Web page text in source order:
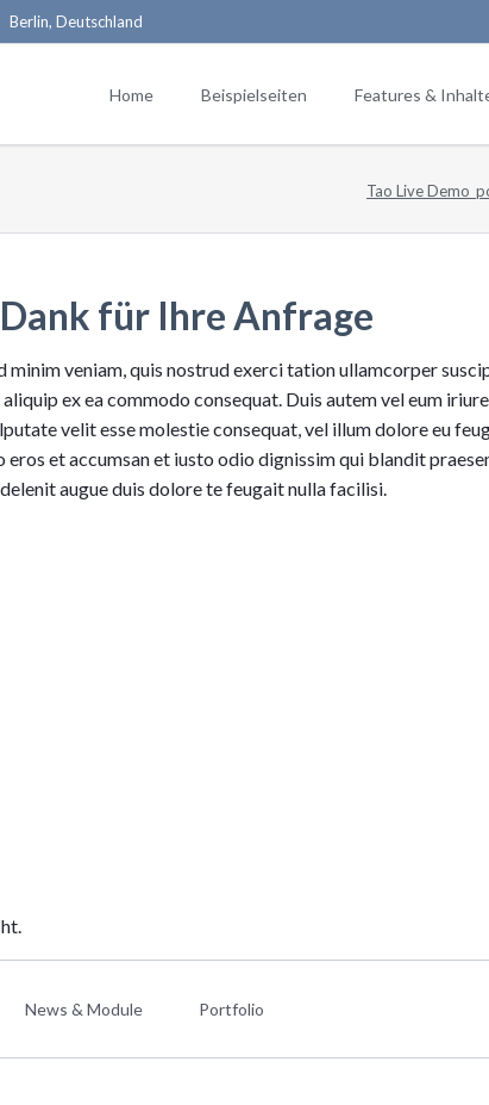
Berlin, Deutschland
Home Beispielseiten Features &
Typografie
Third Level
Feature-
Content-
Buttons &
Tao Live
für Ihre Anfrage
minim veniam, quis nostrud exerci tation ullamcorper
ex ea commodo consequat. Duis autem vel eum
velit esse molestie consequat, vel illum dolore eu
eros et accumsan et iusto odio dignissim qui blandit
augue duis dolore te feugait nulla facilisi.
ABONNIEREN
News & Module Portfolio